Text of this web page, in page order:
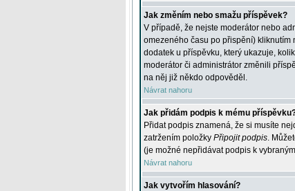
Jak změním nebo smažu příspěvek?
V případě, že nejste moderátor nebo
omezeného času po přispění) kliknutím
dodatek u příspěvku, který ukazuje,
moderátor či administrátor změnili
na něj již někdo odpověděl.
Návrat nahoru
Jak přidám podpis k mému
Přidat podpis znamená, že si musíte
zatržením položky Připojit podpis.
(je možné nepřidávat podpis k
Návrat nahoru
Jak vytvořím hlasování?